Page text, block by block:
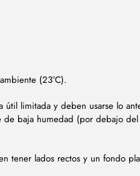
(23°C).
útil limitada y deben usarse lo
de baja humedad (por debajo del
tener lados rectos y un fondo